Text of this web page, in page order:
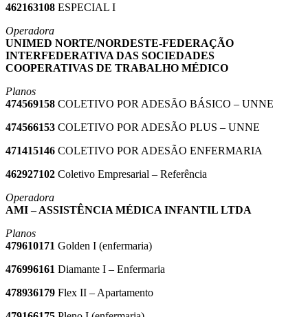
462163108 ESPECIAL I
Operadora
UNIMED NORTE/NORDESTE-FEDERAÇÃO
INTERFEDERATIVA DAS SOCIEDADES
COOPERATIVAS DE TRABALHO MÉDICO
Planos
474569158 COLETIVO POR ADESÃO BÁSICO – UNNE
474566153 COLETIVO POR ADESÃO PLUS – UNNE
471415146 COLETIVO POR ADESÃO ENFERMARIA
462927102 Coletivo Empresarial – Referência
Operadora
AMI – ASSISTÊNCIA MÉDICA INFANTIL LTDA
Planos
479610171 Golden I (enfermaria)
476996161 Diamante I – Enfermaria
478936179 Flex II – Apartamento